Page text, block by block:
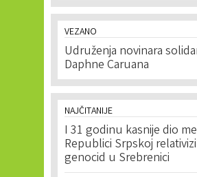
VEZANO
Udruženja novinara
Daphne Caruana
NAJČITANIJE
I 31 godinu kasnije dio
Republici Srpskoj
genocid u Srebrenici